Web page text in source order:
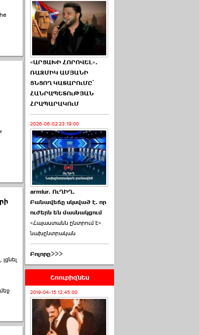
«ԱՐՑԱԽԻ ՀՈՐՈՎԵԼ».
ՌԱԶՄԻԿ ԱՄՅԱՆԻ
ՑՆՑՈՂ ԿԱՏԱՐՈւՄԸ՝
ՀԱՆՐԱՊԵՏՈւԹՅԱՆ
ՀՐԱՊԱՐԱԿՈւՄ
2026-06-02 23:19:00
armlur. ՈւՂԻՂ.
Բանավեճը սկսված է. որ
ուժերն են մասնակցում
«Հայաստանն ընտրում է»
նախընտրական
Բոլորը>>>
Շոուբիզնես
2019-04-15 12:45:00